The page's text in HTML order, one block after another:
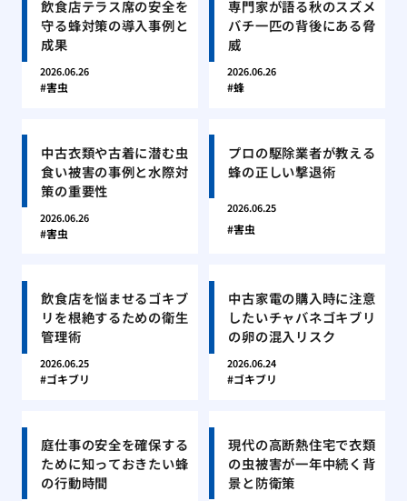
飲食店テラス席の安全を
守る蜂対策の導入事例と
成果
2026.06.26
害虫
専門家が語る秋のスズメ
バチ一匹の背後にある脅
威
2026.06.26
蜂
中古衣類や古着に潜む虫
食い被害の事例と水際対
策の重要性
2026.06.26
害虫
プロの駆除業者が教える
蜂の正しい撃退術
2026.06.25
害虫
飲食店を悩ませるゴキブ
リを根絶するための衛生
管理術
2026.06.25
ゴキブリ
中古家電の購入時に注意
したいチャバネゴキブリ
の卵の混入リスク
2026.06.24
ゴキブリ
庭仕事の安全を確保する
ために知っておきたい蜂
の行動時間
現代の高断熱住宅で衣類
の虫被害が一年中続く背
景と防衛策